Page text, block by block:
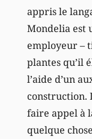
appris le
Mondelia est
employeur –
plantes qu’il
l’aide d’un
construction.
faire appel à
quelque